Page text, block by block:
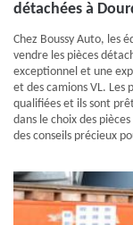
détachées à
Chez Boussy Auto, les
vendre les pièces
exceptionnel et une
et des camions VL. Les
qualifiées et ils sont
dans le choix des
des conseils précieux